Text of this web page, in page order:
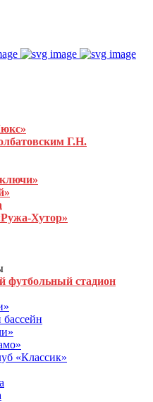
Г.Н.
Хутор»
футбольный стадион
«Классик»